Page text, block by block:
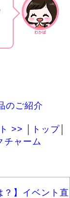
のご紹介
>> トップ
ャーム
？】イベント直